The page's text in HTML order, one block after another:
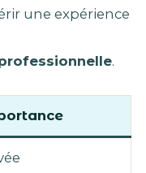
une expérience
.